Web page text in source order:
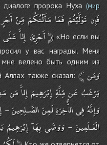
пророка Нуха (мир
فَإِن تَوَلَّيْتُمْ فَمَا سَأَلْتُكُمْ مِّنْأَجْرٍ
أَجْرِىَ إِلاَّعَلَى ﴿«Но если вы
у вас награды. Меня
мне велено быть одним из
Аллах также сказал:﴾ وَمَن
يَرْغَبُعَن مِّلَّةِ إِبْرَهِيمَإِلاَّمَن
وَإِنَّهُفِىالاٌّخِرَةِلَمِنَالصَّـلِحِينَ –
الْعَـلَمِينَ –وَوَصَّىبِهَآإِبْرَهِيمُ